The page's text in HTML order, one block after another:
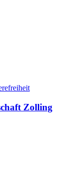
Zolling